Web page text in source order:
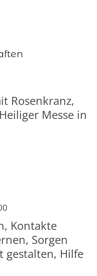
Rosenkranz,
Messe in
Kontakte
Sorgen
gestalten, Hilfe